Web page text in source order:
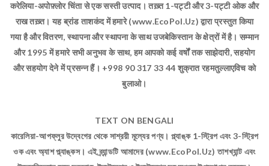
करेलिया-अपोफ़्लोर चिंता से एक सस्ती उत्पाद। तख़्त 1-पट्टी और 3-पट्टी ओक और
राख तख़्त। यह ब्रांड ताशकंद में हमारे (www.EcoPol.Uz) द्वारा प्रस्तुत किया
गया है और वितरण, स्थापना और स्थापना के साथ उजबेकिस्तान के क्षेत्रों में है। सम्मान
और 1995 में हमारे सभी अनुभव के साथ, हम आपको कई वर्षों तक साझेदारी, सहयोग
और सहयोग देने में प्रसन्न हैं। +998 90 317 33 44 शुक्रात रहमतुल्लाएविच को
बुलाओ।
TEXT ON BENGALI
কারেলিয়া-আপফ্লুর উদ্বেগের থেকে সাশ্রয়ী মূল্যের পণ্য। প্ল্যাঙ্ক 1-স্ট্রিপ এবং 3-স্ট্রিপ
ওক এবং অ্যাশ প্ল্যাঙ্কস। এই ব্র্যান্ডটি আমাদের (www.EcoPol.Uz) তাশখ্যান্ট এবং